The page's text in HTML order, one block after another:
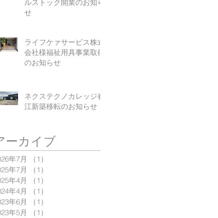
ルストック開業のお知ら
せ
ライフケァサービス株式
会社様福祉用具事業取得
のお知らせ
ネクステクノカレッジ春
江新築移転のお知らせ
ーカイブ
年7月 （1）
年7月
（1）
年4月
（1）
年4月
（1）
年6月
（1）
年5月
（1）